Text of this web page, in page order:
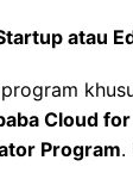
atau
Cloud
Program.